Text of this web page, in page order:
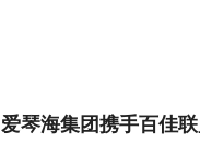
爱琴海集团携手百佳